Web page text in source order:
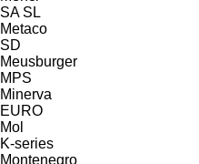
SA SL
Metaco
SD
Meusburger
MPS
Minerva
EURO
Mol
K-series
Montenegro